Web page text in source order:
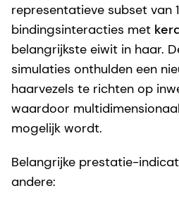
representatieve subset van
bindingsinteracties met
belangrijkste eiwit in haar.
simulaties onthulden een
haarvezels te richten op
waardoor
mogelijk wordt.
Belangrijke prestatie-
andere: